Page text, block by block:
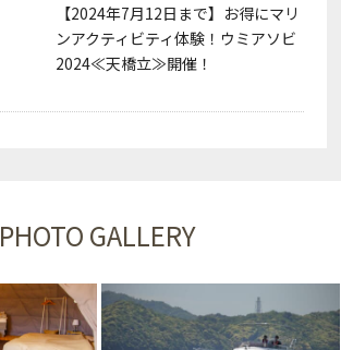
【2024年7月12日まで】お得にマリ
ンアクティビティ体験！ウミアソビ
2024≪天橋立≫開催！
PHOTO GALLERY